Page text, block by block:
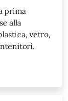
prima
alla
vetro,